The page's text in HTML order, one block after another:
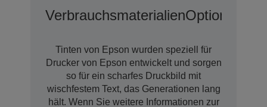
VerbrauchsmaterialienOptionen
Tinten von Epson wurden speziell für
Drucker von Epson entwickelt und sorgen
so für ein scharfes Druckbild mit
wischfestem Text, das Generationen lang
hält. Wenn Sie weitere Informationen zur